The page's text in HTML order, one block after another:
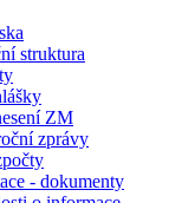
struktura
ZM
zprávy
- dokumenty